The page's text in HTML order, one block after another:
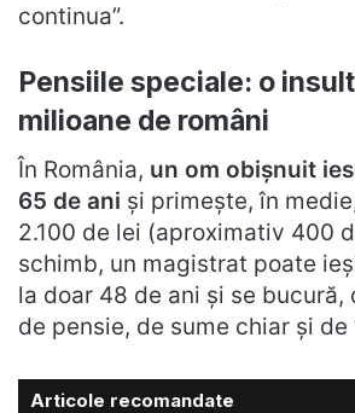
continua”.
Pensiile speciale: o
milioane de români
În România, un om obișnuit
65 de ani și primește, în
2.100 de lei (aproximativ 400
schimb, un magistrat poate
la doar 48 de ani și se bucură,
de pensie, de sume chiar și de
Articole recomandate